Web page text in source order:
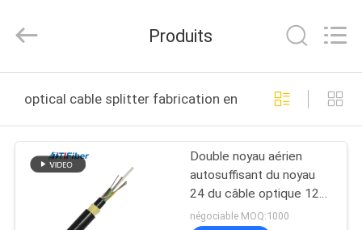
DES
PRODUITS
Communication
Tech.
All
Produits
optical cable splitter fabrication en ligne
Double noyau aérien
autosuffisant du noyau
24 du câble optique 12
de fibre d'Adss de gaine
négociable MOQ:1000